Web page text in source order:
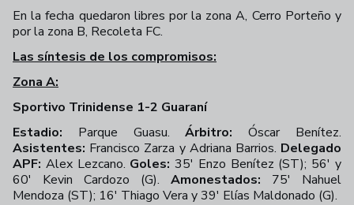
En la fecha quedaron libres por la zona A, Cerro Porteño y
por la zona B, Recoleta FC.
Las síntesis de los compromisos:
Zona A:
Sportivo Trinidense 1-2 Guaraní
Estadio: Parque Guasu.Árbitro: Óscar Benítez.
Asistentes: Francisco Zarza y Adriana Barrios. Delegado
APF: Alex Lezcano. Goles: 35' Enzo Benítez (ST); 56' y
60' Kevin Cardozo (G). Amonestados: 75' Nahuel
Mendoza (ST); 16' Thiago Vera y 39' Elías Maldonado (G).